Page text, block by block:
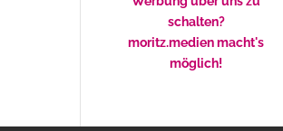
schalten?
moritz.medien macht's
möglich!